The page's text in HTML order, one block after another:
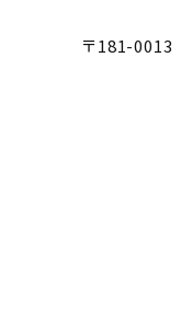
〒181-0013